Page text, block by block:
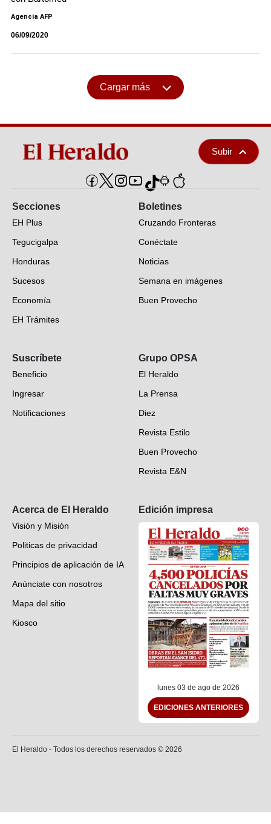
Agencia AFP
06/09/2020
Cargar más
Subir
Secciones
EH Plus
Tegucigalpa
Honduras
Sucesos
Economía
EH Trámites
EH Verifica
Fotogalerías
Deportes
Videos
Boletines
Cruzando Fronteras
Conéctate
Noticias
Semana en imágenes
Buen Provecho
Suscríbete
Beneficio
Ingresar
Notificaciones
Grupo OPSA
El Heraldo
La Prensa
Diez
Revista Estilo
Buen Provecho
Revista E&N
Acerca de El Heraldo
Visión y Misión
Politicas de privacidad
Principios de aplicación de IA
Anúnciate con nosotros
Mapa del sitio
Kiosco
Edición impresa
lunes 03 de ago de 2026
EDICIONES ANTERIORES
El Heraldo - Todos los derechos reservados © 2026